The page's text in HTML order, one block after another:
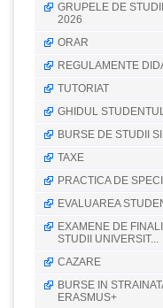
GRUPELE DE
2026
ORAR
REGULAMENTE
TUTORIAT
GHIDUL
BURSE DE STUDII
TAXE
PRACTICA DE
EVALUAREA
EXAMENE DE
STUDII UNIVERSIT...
CAZARE
BURSE IN
ERASMUS+